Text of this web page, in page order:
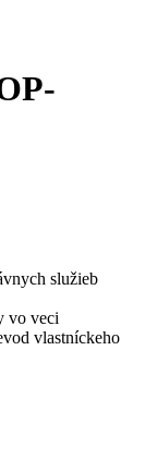
služieb
vo veci
vlastníckeho